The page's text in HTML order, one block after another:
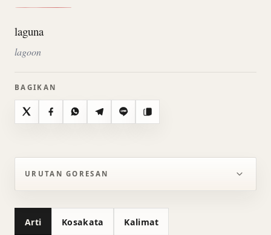
laguna
lagoon
BAGIKAN
X FacebookWhatsAppTelegramLine Salin
URUTAN GORESAN
Arti Kosakata Kalimat